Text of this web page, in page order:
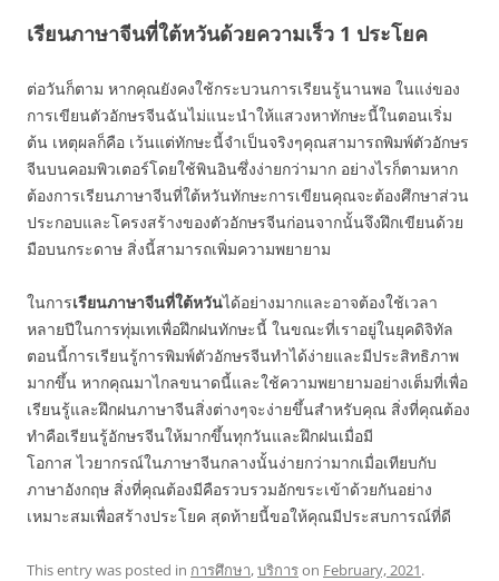
เรียนภาษาจีนที่ใต้หวันด้วยความเร็ว 1 ประโยค
ต่อวันก็ตาม หากคุณยังคงใช้กระบวนการเรียนรู้นานพอ ในแง่ของ
การเขียนตัวอักษรจีนฉันไม่แนะนำให้แสวงหาทักษะนี้ในตอนเริ่ม
ต้น เหตุผลก็คือ เว้นแต่ทักษะนี้จำเป็นจริงๆคุณสามารถพิมพ์ตัวอักษร
จีนบนคอมพิวเตอร์โดยใช้พินอินซึ่งง่ายกว่ามาก อย่างไรก็ตามหาก
ต้องการเรียนภาษาจีนที่ใต้หวันทักษะการเขียนคุณจะต้องศึกษาส่วน
ประกอบและโครงสร้างของตัวอักษรจีนก่อนจากนั้นจึงฝึกเขียนด้วย
มือบนกระดาษ สิ่งนี้สามารถเพิ่มความพยายาม
ในการเรียนภาษาจีนที่ใต้หวันได้อย่างมากและอาจต้องใช้เวลา
หลายปีในการทุ่มเทเพื่อฝึกฝนทักษะนี้ ในขณะที่เราอยู่ในยุคดิจิทัล
ตอนนี้การเรียนรู้การพิมพ์ตัวอักษรจีนทำได้ง่ายและมีประสิทธิภาพ
มากขึ้น หากคุณมาไกลขนาดนี้และใช้ความพยายามอย่างเต็มที่เพื่อ
เรียนรู้และฝึกฝนภาษาจีนสิ่งต่างๆจะง่ายขึ้นสำหรับคุณ สิ่งที่คุณต้อง
ทำคือเรียนรู้อักษรจีนให้มากขึ้นทุกวันและฝึกฝนเมื่อมี
โอกาส ไวยากรณ์ในภาษาจีนกลางนั้นง่ายกว่ามากเมื่อเทียบกับ
ภาษาอังกฤษ สิ่งที่คุณต้องมีคือรวบรวมอักขระเข้าด้วยกันอย่าง
เหมาะสมเพื่อสร้างประโยค สุดท้ายนี้ขอให้คุณมีประสบการณ์ที่ดี
This entry was posted in การศึกษา,บริการon February, 2021.